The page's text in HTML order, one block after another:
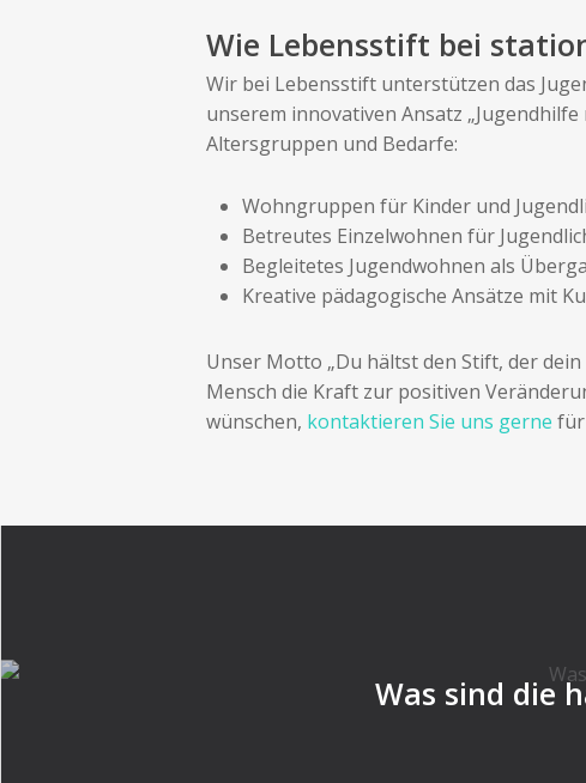
Wie Lebensstift bei
Wir bei Lebensstift unterstützen das
unserem innovativen Ansatz
Altersgruppen und Bedarfe:
Wohngruppen für Kinder und
Betreutes Einzelwohnen für
Begleitetes Jugendwohnen als
Kreative pädagogische Ansätze mit
Unser Motto „Du hältst den Stift, der
Mensch die Kraft zur positiven
wünschen, kontaktieren Sie uns gerne für
Was sind die